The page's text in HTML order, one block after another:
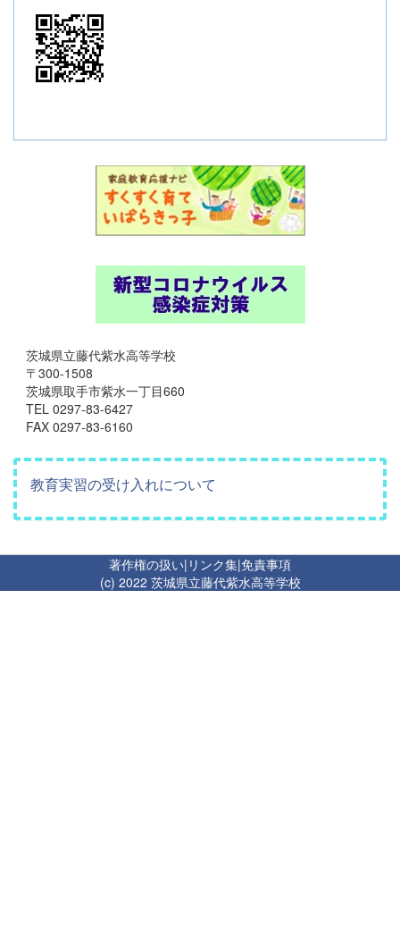
茨城県立藤代紫水高等学校
〒300-1508
茨城県取手市紫水一丁目660
TEL 0297-83-6427
FAX 0297-83-6160
教育実習の受け入れについて
著作権の扱い| リンク集|免責事項
(c) 2022 茨城県立藤代紫水高等学校